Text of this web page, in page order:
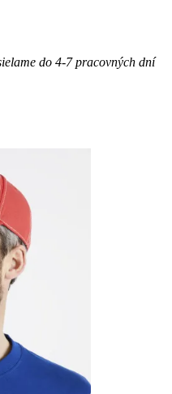
do 4-7 pracovných dní